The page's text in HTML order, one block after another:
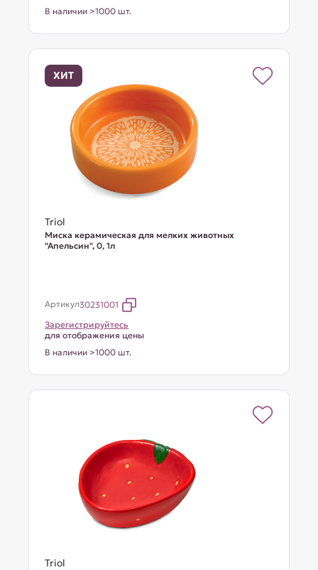
В наличии >1000 шт.
ХИТ
Triol
Миска керамическая для мелких животных
"Апельсин", 0, 1л
Артикул30231001
Зарегистрируйтесь
для отображения цены
В наличии >1000 шт.
Triol